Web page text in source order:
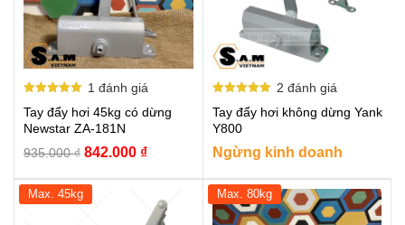
hạng
5.00
5 sao
1 đánh giá
Tay đẩy hơi 45kg có dừng
Newstar ZA-181N
935.000₫ Giá
là:
935.000 ₫.
842.000 ₫Giá
là:
hạng
5.00
5 sao
2 đánh giá
Tay đẩy hơi không dừng Yank
Y800
Ngừng kinh doanh
Max. 45kg Max. 80kg